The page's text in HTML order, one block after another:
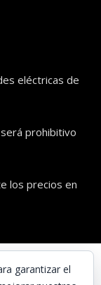
eléctricas de
prohibitivo
los precios en
garantizar el